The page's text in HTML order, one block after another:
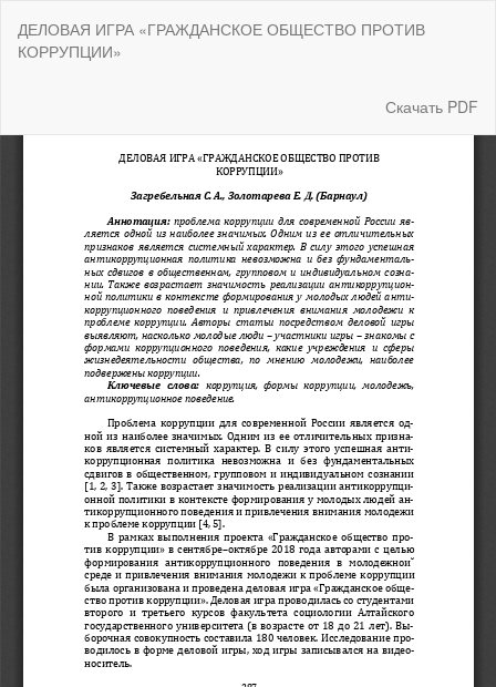
Подробностям
ДЕЛОВАЯ ИГРА «ГРАЖДАНСКОЕ ОБЩЕСТВО ПРОТИВ
КОРРУПЦИИ»
Скачать
Скачать PDF